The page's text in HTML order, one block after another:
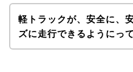
軽トラックが、安全に、
ズに走行できるようにっ